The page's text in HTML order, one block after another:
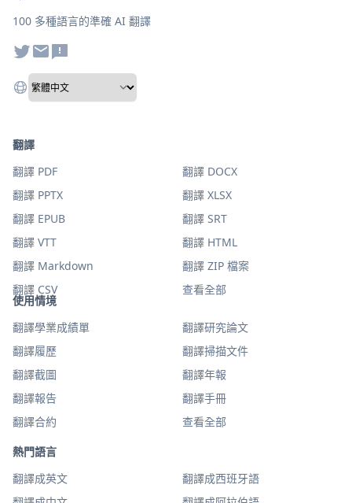
100 多種語言的準確 AI 翻譯
使用情境
翻譯學業成績單
翻譯研究論文
翻譯履歷
翻譯掃描文件
翻譯截圖
翻譯年報
翻譯報告
翻譯手冊
翻譯合約
查看全部
熱門語言
翻譯成英文
翻譯成西班牙語
翻譯
翻譯 PDF
翻譯 DOCX
翻譯 PPTX
翻譯 XLSX
翻譯 EPUB
翻譯 SRT
翻譯 VTT
翻譯 HTML
翻譯 Markdown
翻譯 ZIP 檔案
翻譯 CSV
查看全部